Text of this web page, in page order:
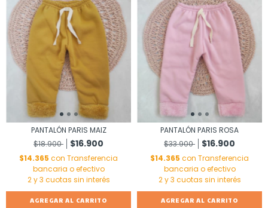
PANTALÓN PARIS MAIZ
$18.900
$16.900
$14.365 con Transferencia
bancaria o efectivo
AGREGAR AL CARRITO
PANTALÓN PARIS ROSA
$33.900
$16.900
$14.365 con Transferencia
bancaria o efectivo
AGREGAR AL CARRITO